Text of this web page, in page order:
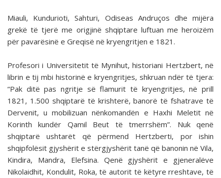
Miauli, Kundurioti, Sahturi, Odiseas Andruços dhe mijëra
grekë të tjerë me origjinë shqiptare luftuan me heroizëm
për pavarësinë e Greqisë në kryengritjen e 1821.
Profesori i Universitetit të Mynihut, historiani Hertzbert, në
librin e tij mbi historinë e kryengritjes, shkruan ndër të tjera:
“Pak ditë pas ngritje së flamurit të kryengritjes, në prill
1821, 1.500 shqiptarë të krishterë, banorë të fshatrave të
Dervenit, u mobilizuan nënkomandën e Haxhi Meletit në
Korinth kundër Qamil Beut të tmerrshëm”. Nuk qenë
shqiptarë ushtarët që përmend Hertzberti, por ishin
shqipfolësit gjyshërit e stërgjyshërit tanë që banonin në Vila,
Kindira, Mandra, Elefsina. Qenë gjyshërit e gjeneralëve
Nikolaidhit, Kondulit, Roka, të autorit të këtyre rreshtave, të